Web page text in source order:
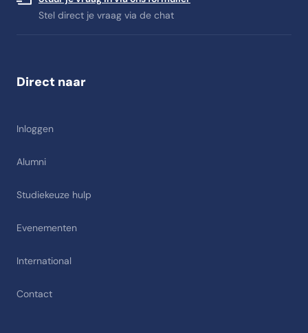
Stel direct je vraag via de chat
Direct naar
Inloggen
Alumni
Studiekeuze hulp
Evenementen
International
Contact